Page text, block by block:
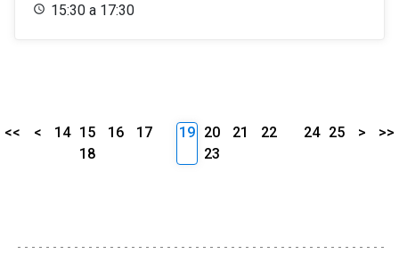
15:30 a 17:30
<< < 14 15 16
17
18
19 20 21
22
23
24 25 > >>